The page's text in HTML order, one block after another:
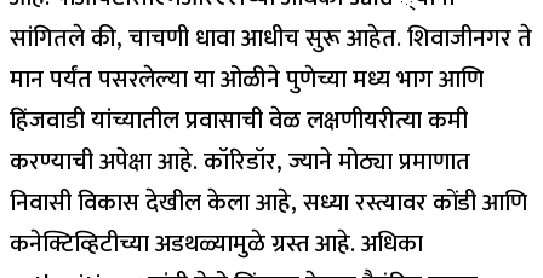
सांगितले की, चाचणी धावा आधीच सुरू आहेत.शिवाजीनगर ते
मान पर्यंत पसरलेल्या या ओळीने पुणेच्या मध्य भाग आणि
हिंजवाडी यांच्यातील प्रवासाची वेळ लक्षणीयरीत्या कमी
करण्याची अपेक्षा आहे.कॉरिडॉर, ज्याने मोठ्या प्रमाणात
निवासी विकास देखील केला आहे, सध्या रस्त्यावर कोंडी आणि
कनेक्टिव्हिटीच्या अडथळ्यामुळे ग्रस्त आहे. अधिका